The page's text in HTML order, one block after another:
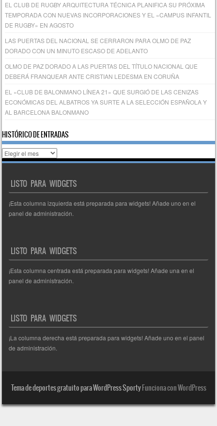
EL CLUB DE RUGBY ARQUITECTURA TÉCNICA PLANIFICA SU PRÓXIMA
TEMPORADA CON NUEVAS INCORPORACIONES Y EL «CAMPUS INFANTIL
DE RUGBY» EN AGOSTO
LAS PUERTAS DEL NACIONAL SE CERRARON PARA OLMO DE PAZ
DORADO CON UN MINUTO ESCASO DE ADELANTO
OLMO DE PAZ DORADO A LAS PUERTAS DEL TÍTULO NACIONAL QUE
DEBERÁ FRANQUEAR ANTE CRISTIAN LEDESMA EN CORUÑA
EL «CLUB DE BALONMANO LÍNEA 21» QUE SURGIÓ DE LAS CENIZAS
ECONÓMICAS DEL ALBATROS YA SURTE A LA SELECCIÓN ESPAÑOLA Y
AL BARCELONA BALONMANO
HISTÓRICO DE ENTRADAS
Histórico
de
LISTO PARA WIDGETS
¡Esta columna izquierda está preparada para widgets! Añade uno en el
panel de administración.
LISTO PARA WIDGETS
¡Esta columna centrada está preparada para widgets! Añade una en el
panel de administración.
LISTO PARA WIDGETS
¡La columna derecha está preparada para widgets! Añade uno en el panel
de administración.
Tema de deportes gratuito para WordPress SportyFunciona con WordPress